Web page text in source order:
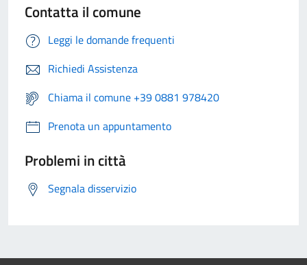
Contatta il comune
Leggi le domande frequenti
Richiedi Assistenza
Chiama il comune +39 0881 978420
Prenota un appuntamento
Problemi in città
Segnala disservizio